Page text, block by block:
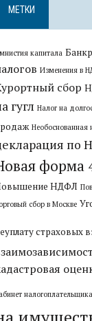
МЕТКИ
капитала
Изменения в
сбор
гугл Налог на
Необоснованная
по
форма
НДФЛ
сбор в Москве
страховых
налогоплательщика